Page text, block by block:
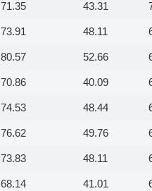
71.35 43.31
73.91 48.11
80.57 52.66
70.86 40.09
74.53 48.44
76.62 49.76
73.83 48.11
68.14 41.01